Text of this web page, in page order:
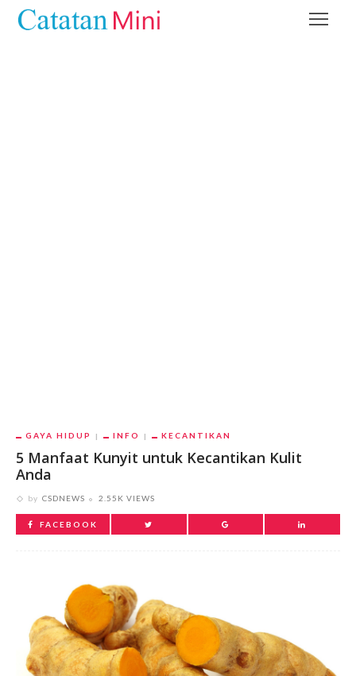
GAYA HIDUP INFO KECANTIKAN
5 Manfaat Kunyit untuk Kecantikan Kulit
Anda
by CSDNEWS 2.55K VIEWS
FACEBOOK